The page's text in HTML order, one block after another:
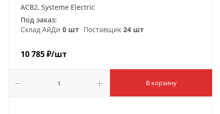
ACB2, Systeme Electric
Под заказ:
Склад АйДи 0 шт Поставщик 24 шт
10 785₽/шт
В корзину